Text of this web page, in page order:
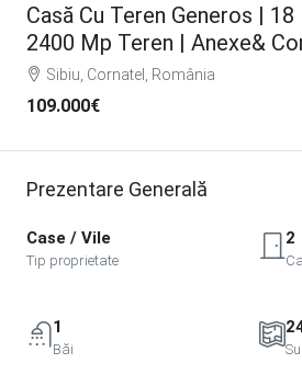
Casă Cu Teren Generos | 18
2400 Mp Teren | Anexe&
Sibiu, Cornatel, România
109.000€
Prezentare Generală
Case / Vile
Tip proprietate
2
1
Băi